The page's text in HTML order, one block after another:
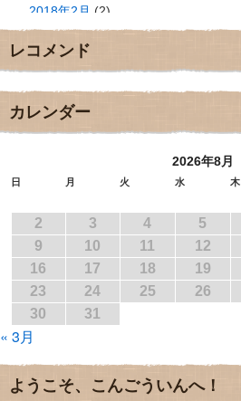
2018年2月 (2)
2018年1月(2)
2017年12月
2017年11月(3)
2017年9月
2017年8月
2017年5月
2017年3月(1)
2017年2月(1)
2017年1月(2)
2016年12月(4)
2016年11月(3)
2016年10月(1)
2016年9月
2016年6月
(2)
レコメンド
カレンダー
2026年8月
日 月 火 水 木
2
3 4 5
9
10 11 12
16
17 18 19
23
24 25 26
30
31
« 3月
ようこそ、こんごういんへ！